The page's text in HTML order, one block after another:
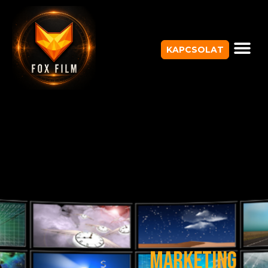
KAPCSOLAT
Marketing